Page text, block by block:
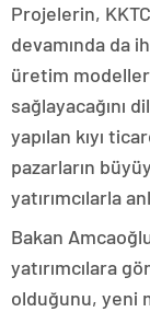
Projelerin,
devamında da
üretim
sağlayacağını
yapılan kıyı
pazarların
yatırımcılarla
Bakan
yatırımcılara
olduğunu, yeni